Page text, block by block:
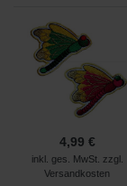
4,99 €
inkl. ges. MwSt. zzgl.
Versandkosten